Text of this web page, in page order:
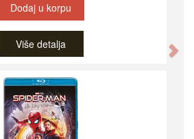
Dodaj u korpu
Više detalja